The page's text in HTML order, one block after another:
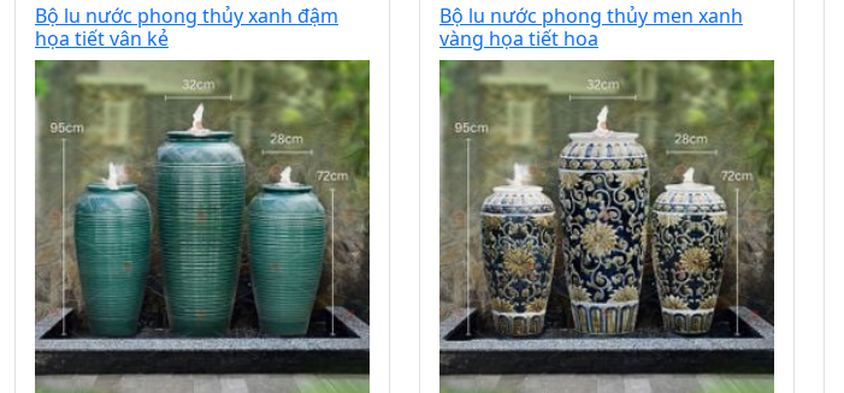
Bộ lu nước phong thủy xanh đậm
họa tiết vân kẻ
Bộ lu nước phong thủy men xanh
vàng họa tiết hoa